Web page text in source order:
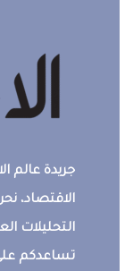
جريدة عالم
الاقتصاد،
التحليلات
تساعدكم